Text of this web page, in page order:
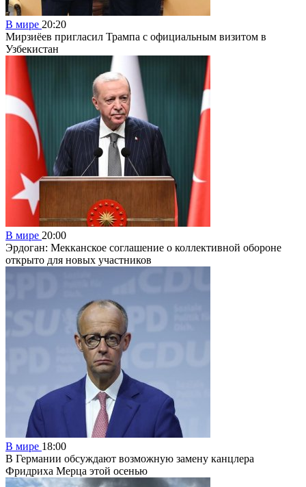
В мире 20:20
Мирзиёев пригласил Трампа с официальным визитом в
Узбекистан
В мире 20:00
Эрдоган: Мекканское соглашение о коллективной обороне
открыто для новых участников
В мире 18:00
В Германии обсуждают возможную замену канцлера
Фридриха Мерца этой осенью